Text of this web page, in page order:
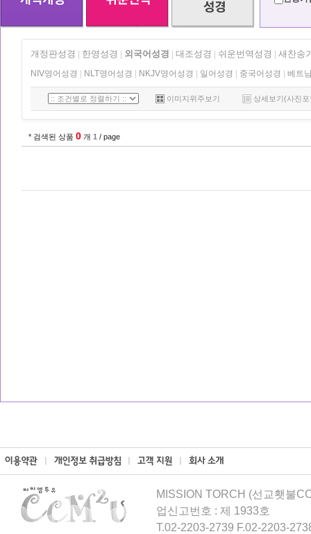
개정판성경 한영성경 외국어성경 대조성경 쉬운번역성경 새찬송
NIV영어성경 NLT영어성경 NKJV영어성경 일어성경 중국어성경 베트
이미지위주보기 상세보기(사진
* 검색된 상품 0 개 1 / page
MISSION TORCH (선교횃불
업신고번호 : 제 1933호
T.02-2203-2739 F.02-2203-